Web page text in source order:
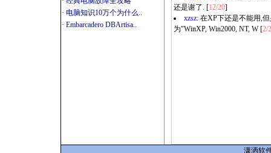
· 电脑知识10万个为什么..
· Embarcadero DBArtisa..
还是谢了. [12/20]
xzsz: 在XP下还是不能用,
为"WinXP, Win2000, NT, W [2/2
潇洒软